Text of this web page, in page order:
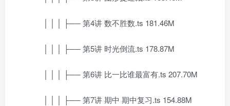
│ │ │ ├── 第4讲 数不胜数.ts 181.46M
│ │ │ ├── 第5讲 时光倒流.ts 178.87M
│ │ │ ├── 第6讲 比一比谁最富有.ts 207.70M
│ │ │ ├── 第7讲 期中 期中复习.ts 154.88M